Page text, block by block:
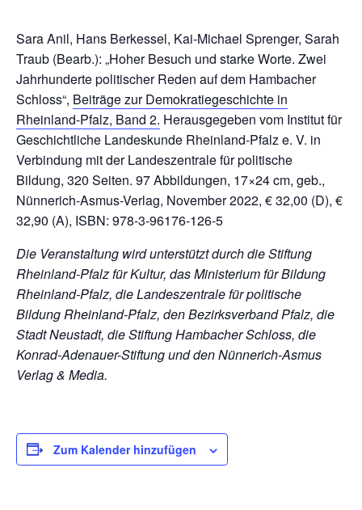
Sara Anil, Hans Berkessel, Kai-Michael Sprenger, Sarah
Traub (Bearb.): „Hoher Besuch und starke Worte. Zwei
Jahrhunderte politischer Reden auf dem Hambacher
Schloss“, Beiträge zur Demokratiegeschichte in
Rheinland-Pfalz, Band 2. Herausgegeben vom Institut für
Geschichtliche Landeskunde Rheinland-Pfalz e. V. in
Verbindung mit der Landeszentrale für politische
Bildung, 320 Seiten. 97 Abbildungen, 17×24 cm, geb.,
Nünnerich-Asmus-Verlag, November 2022, € 32,00 (D), €
32,90 (A), ISBN: 978-3-96176-126-5
Die Veranstaltung wird unterstützt durch die Stiftung
Rheinland-Pfalz für Kultur, das Ministerium für Bildung
Rheinland-Pfalz, die Landeszentrale für politische
Bildung Rheinland-Pfalz, den Bezirksverband Pfalz, die
Stadt Neustadt, die Stiftung Hambacher Schloss, die
Konrad-Adenauer-Stiftung und den Nünnerich-Asmus
Verlag & Media.
Zum Kalender hinzufügen